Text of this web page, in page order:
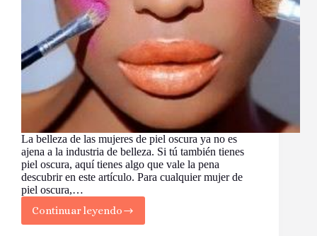
La belleza de las mujeres de piel oscura ya no es
ajena a la industria de belleza. Si tú también tienes
piel oscura, aquí tienes algo que vale la pena
descubrir en este artículo. Para cualquier mujer de
piel oscura,…
Continuar leyendo
Consejos
de